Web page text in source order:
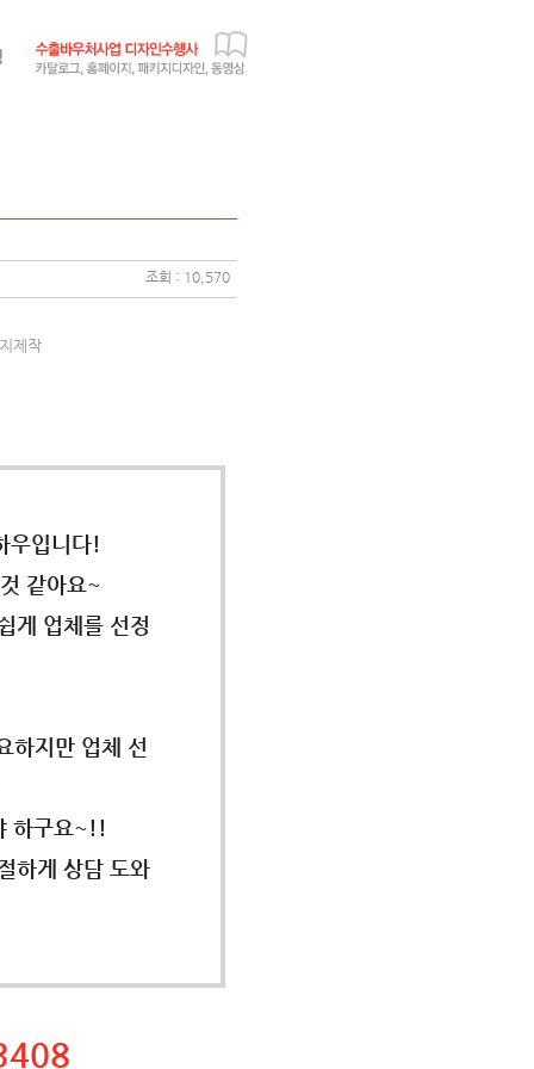
조회 : 10,570
제작
우입니다!
같아요~
게 업체를 선정
하지만 업체 선
하구요~!!
하게 상담 도와